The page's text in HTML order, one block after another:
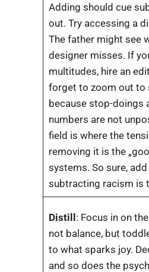
Adding should cue
out. Try accessing a
The father might see
designer misses. If
multitudes, hire an
forget to zoom out to
because stop-doings
numbers are not
field is where the
removing it is the
systems. So sure,
subtracting racism is
Distill: Focus in on
not balance, but
to what sparks joy.
and so does the